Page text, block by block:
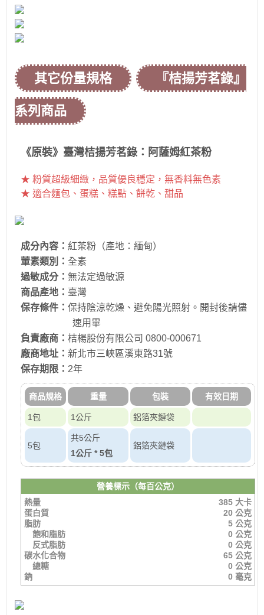
其它份量規格 『桔揚芳茗錄』
系列商品
《原裝》臺灣桔揚芳茗錄：阿薩姆紅茶粉
★ 粉質超級細緻，品質優良穩定，無香料無色素
★ 適合麵包、蛋糕、糕點、餅乾、甜品
成分內容： 紅茶粉（產地：緬甸）
葷素類別： 全素
過敏成分： 無法定過敏源
商品產地： 臺灣
保存條件： 保持陰涼乾燥、避免陽光照射。開封後請儘
速用畢
負責廠商： 桔楊股份有限公司 0800-000671
廠商地址： 新北市三峽區溪東路31號
保存期限： 2年
商品規格 重量 包裝 有效日期
1包 1公斤 鋁箔夾鏈袋
5包
共5公斤
1公斤 * 5包
鋁箔夾鏈袋
營養標示（每百公克）
熱量
385 大卡
蛋白質
20 公克
脂肪
5 公克
飽和脂肪
0 公克
反式脂肪
0 公克
碳水化合物
65 公克
總糖
0 公克
鈉
0 毫克